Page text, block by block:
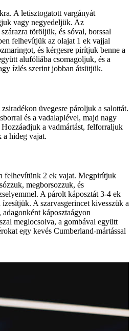
A letisztogatott vargányát
vagy negyedeljük. Az
töröljük, és sóval, borssal
felhevítjük az olajat 1 ek vajjal
és kérgesre pirítjuk benne a
alufóliába csomagoljuk, és a
ízlés szerint jobban átsütjük.
üvegesre pároljuk a salottát.
és a vadalaplével, majd nagy
a vadmártást, felforraljuk
a hideg vajat.
felhevítünk 2 ek vajat. Megpirítjuk
megborsozzuk, és
A párolt káposztát 3-4 ek
A szarvasgerincet kivesszük a
káposztaágyon
meglocsolva, a gombával együtt
egy kevés Cumberland-mártással